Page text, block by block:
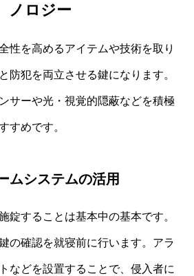
ノロジー
性を高めるアイテムや技術を取り
防犯を両立させる鍵になります。
サーや光・視覚的隠蔽などを積極
すめです。
ムシステムの活用
錠することは基本中の基本です。
の確認を就寝前に行います。アラ
などを設置することで、侵入者に